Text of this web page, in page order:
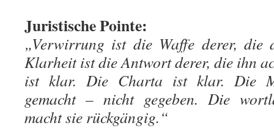
Juristische Pointe:
„Verwirrung ist die Waffe derer, die
Klarheit ist die Antwort derer, die ihn
ist klar. Die Charta ist klar. Die
gemacht – nicht gegeben. Die
macht sie rückgängig.“